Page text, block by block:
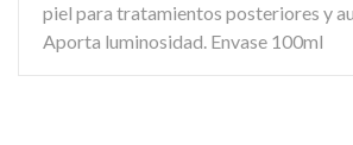
piel para tratamientos posteriores y
Aporta luminosidad. Envase 100ml